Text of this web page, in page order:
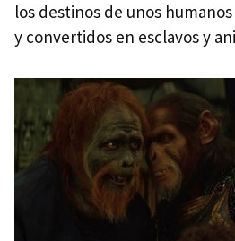
los destinos de unos
y convertidos en esclavos y